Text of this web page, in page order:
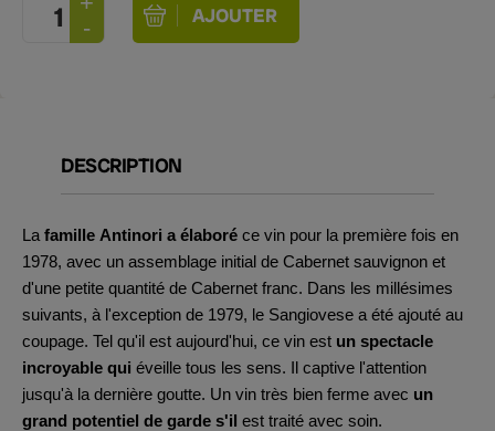
DESCRIPTION
La famille Antinori a élaboré ce vin pour la première fois en
1978, avec un assemblage initial de Cabernet sauvignon et
d'une petite quantité de Cabernet franc. Dans les millésimes
suivants, à l'exception de 1979, le Sangiovese a été ajouté au
coupage. Tel qu'il est aujourd'hui, ce vin est un spectacle
incroyable qui éveille tous les sens. Il captive l'attention
jusqu'à la dernière goutte. Un vin très bien ferme avec un
grand potentiel de garde s'il est traité avec soin.